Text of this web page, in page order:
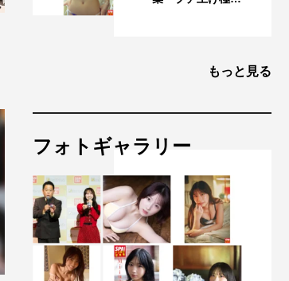
もっと見る
フォトギャラリー